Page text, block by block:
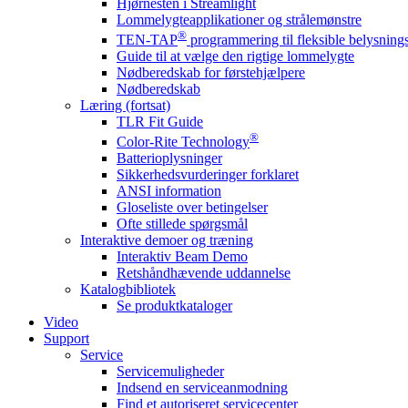
Lommelygteapplikationer og strålemønstre
TEN-TAP® programmering til fleksible
Guide til at vælge den rigtige lommelygte
Nødberedskab for førstehjælpere
Nødberedskab
Læring (fortsat)
TLR Fit Guide
Color-Rite Technology®
Batterioplysninger
Sikkerhedsvurderinger forklaret
ANSI information
Gloseliste over betingelser
Ofte stillede spørgsmål
Interaktive demoer og træning
Interaktiv Beam Demo
Retshåndhævende uddannelse
Katalogbibliotek
Se produktkataloger
Video
Support
Service
Servicemuligheder
Indsend en serviceanmodning
Find et autoriseret servicecenter